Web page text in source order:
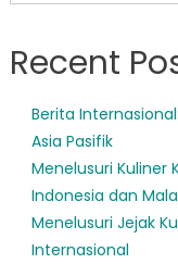
Recent
Berita
Asia Pasifik
Menelusuri Kuliner
Indonesia dan
Menelusuri Jejak
Internasional